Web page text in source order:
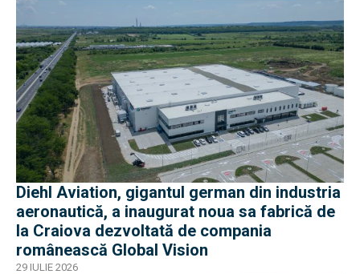
Diehl Aviation, gigantul german din industria
aeronautică, a inaugurat noua sa fabrică de
la Craiova dezvoltată de compania
românească Global Vision
29 IULIE 2026